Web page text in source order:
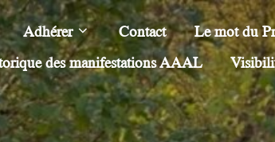
Adhérer Contact
Le mot du
des manifestations AAAL